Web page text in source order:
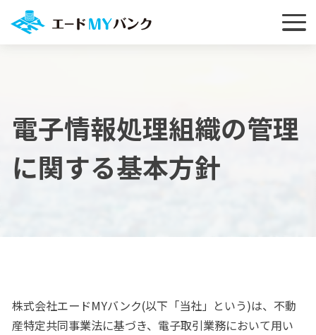
電子情報処理組織の管理
に関する基本方針
株式会社エードMYバンク(以下「当社」という)は、不動
産特定共同事業法に基づき、電子取引業務において用い